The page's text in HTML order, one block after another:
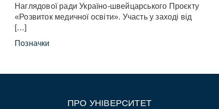
Наглядової ради Україно-швейцарського Проєкту
«Розвиток медичної освіти». Участь у заході від
[…]
Позначки
ПРО УНІВЕРСИТЕТ